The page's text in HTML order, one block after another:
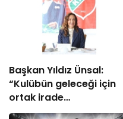
Başkan Yıldız Ünsal:
“Kulübün geleceği için
ortak irade
oluşturulmalı”